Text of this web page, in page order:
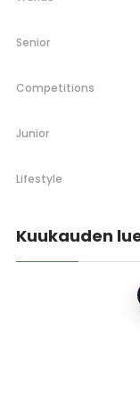
Senior
Competitions
Junior
Lifestyle
Kuukauden